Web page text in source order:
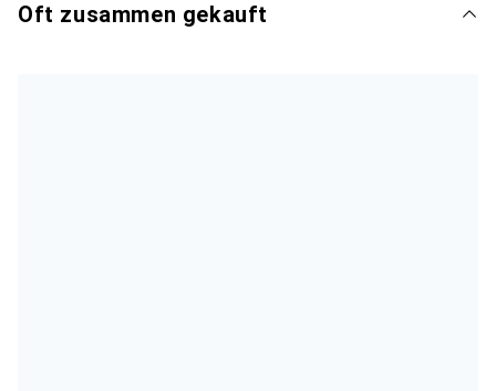
Oft zusammen gekauft